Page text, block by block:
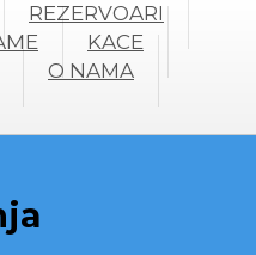
REZERVOARI
KACE
O NAMA